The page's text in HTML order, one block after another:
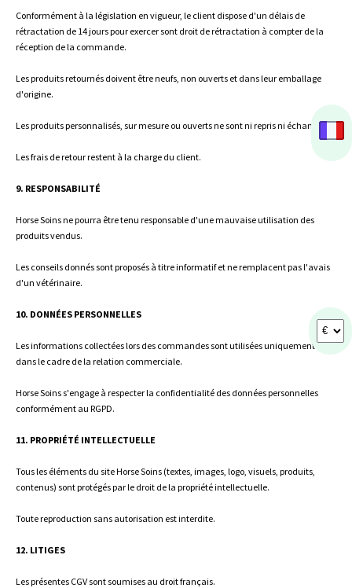
Conformément à la législation en vigueur, le client dispose d'un délais de
rétractation de 14 jours pour exercer sont droit de rétractation à compter de la
réception de la commande.
Les produits retournés doivent être neufs, non ouverts et dans leur emballage
d'origine.
Les produits personnalisés, sur mesure ou ouverts ne sont ni repris ni échangés.
Les frais de retour restent à la charge du client.
9. RESPONSABILITÉ
Horse Soins ne pourra être tenu responsable d'une mauvaise utilisation des
produits vendus.
Les conseils donnés sont proposés à titre informatif et ne remplacent pas l'avais
d'un vétérinaire.
10. DONNÉES PERSONNELLES
Les informations collectées lors des commandes sont utilisées uniquement
dans le cadre de la relation commerciale.
Horse Soins s'engage à respecter la confidentialité des données personnelles
conformément au RGPD.
11. PROPRIÉTÉ INTELLECTUELLE
Tous les éléments du site Horse Soins (textes, images, logo, visuels, produits,
contenus) sont protégés par le droit de la propriété intellectuelle.
Toute reproduction sans autorisation est interdite.
12. LITIGES
Les présentes CGV sont soumises au droit français.